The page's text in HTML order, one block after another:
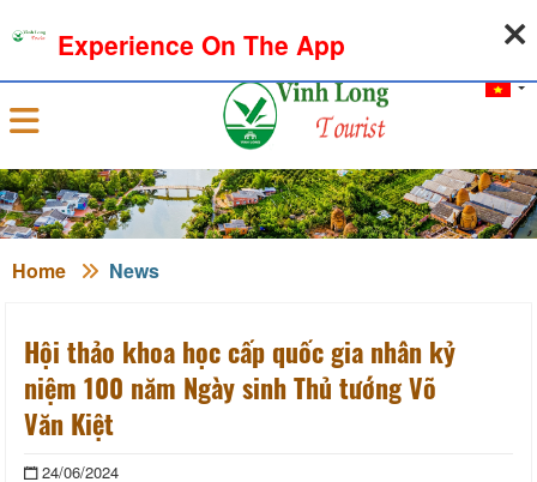
Sign in
Home News
Hội thảo khoa học cấp quốc gia nhân kỷ
niệm 100 năm Ngày sinh Thủ tướng Võ
Văn Kiệt
24/06/2024
Experience On The App